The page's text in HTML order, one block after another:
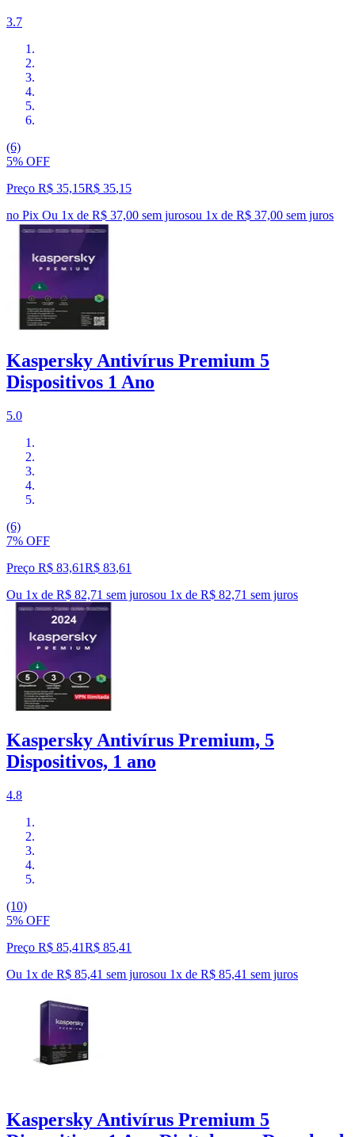
3.7
(6)
5% OFF
Preço R$ 35,15R$ 35,15
no Pix Ou 1x de R$ 37,00 sem jurosou 1x de R$ 37,00 sem juros
Kaspersky Antivírus Premium 5
Dispositivos 1 Ano
5.0
(6)
7% OFF
Preço R$ 83,61R$ 83,61
Ou 1x de R$ 82,71 sem jurosou 1x de R$ 82,71 sem juros
Kaspersky Antivírus Premium, 5
Dispositivos, 1 ano
4.8
(10)
5% OFF
Preço R$ 85,41R$ 85,41
Ou 1x de R$ 85,41 sem jurosou 1x de R$ 85,41 sem juros
Kaspersky Antivírus Premium 5